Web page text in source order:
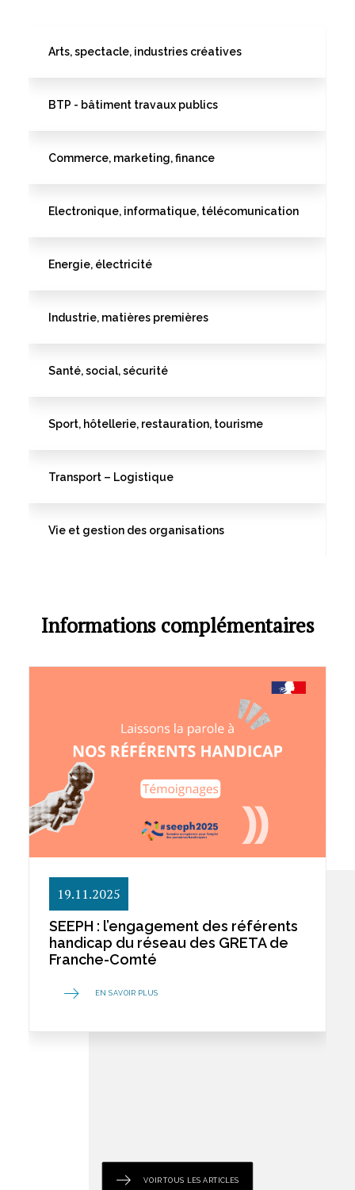
Arts, spectacle, industries créatives
BTP - bâtiment travaux publics
Commerce, marketing, finance
Electronique, informatique, télécomunication
Energie, électricité
Industrie, matières premières
Santé, social, sécurité
Sport, hôtellerie, restauration, tourisme
Transport – Logistique
Vie et gestion des organisations
Informations complémentaires
13.06.2025
L’EEP du Greta Jura fête son
VOIR TOUS LES ARTICLES